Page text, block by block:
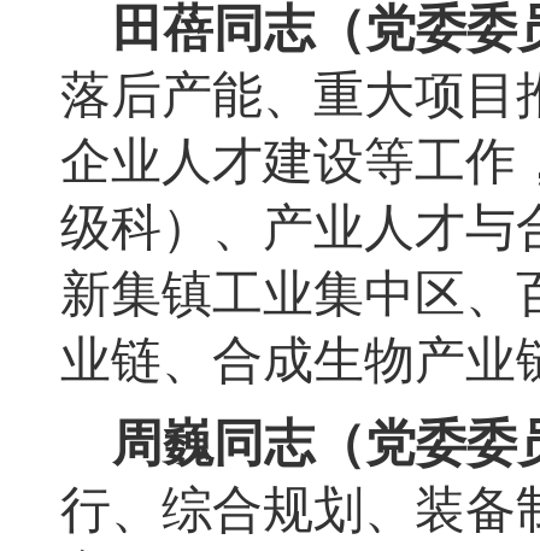
田蓓同志（党委委
落后产能、重大项目
企业人才建设等工作
级科）、产业人才与
新集镇工业集中区、
业链、合成生物产业
周巍同志（党委委
行、 综合规划、装备